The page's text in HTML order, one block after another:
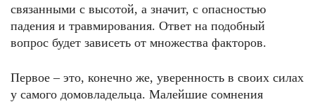
связанными с высотой, а значит, с опасностью
падения и травмирования. Ответ на подобный
вопрос будет зависеть от множества факторов.
Первое – это, конечно же, уверенность в своих силах
у самого домовладельца. Малейшие сомнения